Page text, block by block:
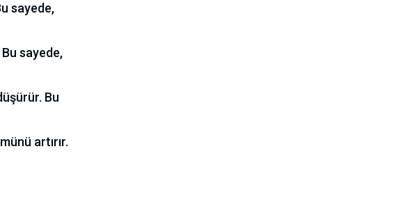
sayede,
sayede,
Bu
artırır.